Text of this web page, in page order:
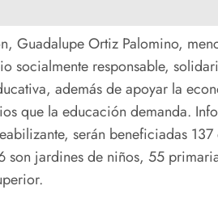
Guadalupe Ortiz Palomino,
socialmente responsable,
además de apoyar la
que la educación demanda.
serán beneficiadas
son jardines de niños, 55